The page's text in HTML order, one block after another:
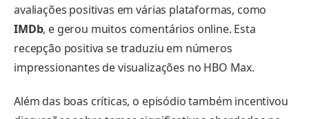
avaliações positivas em várias plataformas, como
IMDb, e gerou muitos comentários online. Esta
recepção positiva se traduziu em números
impressionantes de visualizações no HBO Max.
Além das boas críticas, o episódio também incentivou